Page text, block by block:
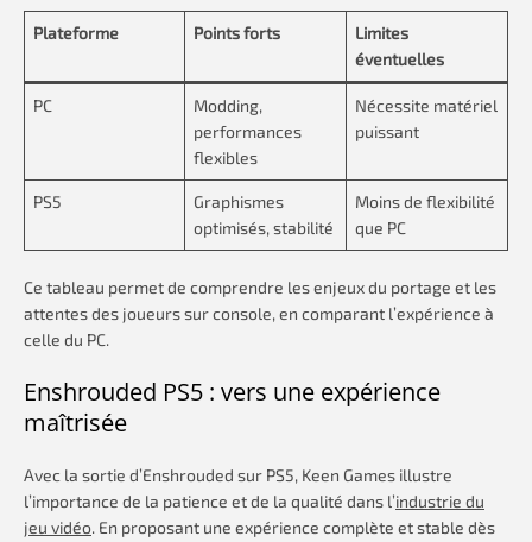
Plateforme Points forts
Limites
éventuelles
PC
Modding,
performances
flexibles
Nécessite matériel
puissant
PS5
Graphismes
optimisés, stabilité
Moins de flexibilité
que PC
Ce tableau permet de comprendre les enjeux du portage et les
attentes des joueurs sur console, en comparant l’expérience à
celle du PC.
Enshrouded PS5 : vers une expérience
maîtrisée
Avec la sortie d’Enshrouded sur PS5, Keen Games illustre
l’importance de la patience et de la qualité dans l’industrie du
jeu vidéo. En proposant une expérience complète et stable dès